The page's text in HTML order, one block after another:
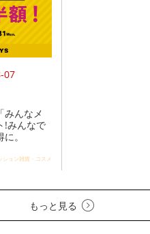
07
みんなメ
!みんなで
。
ション雑貨・コスメ
もっと見る